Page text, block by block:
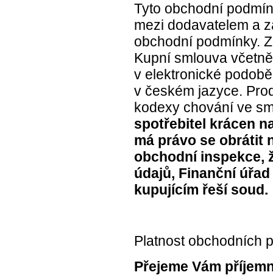
Tyto obchodní
mezi dodavatelem a
obchodní podmínky.
Kupní smlouva
v elektronické
v českém jazyce.
kodexy chování ve
spotřebitel krácen
má právo se obrátit
obchodní inspekce,
údajů, Finanční
kupujícím řeší soud.
Platnost obchodních
Přejeme Vám